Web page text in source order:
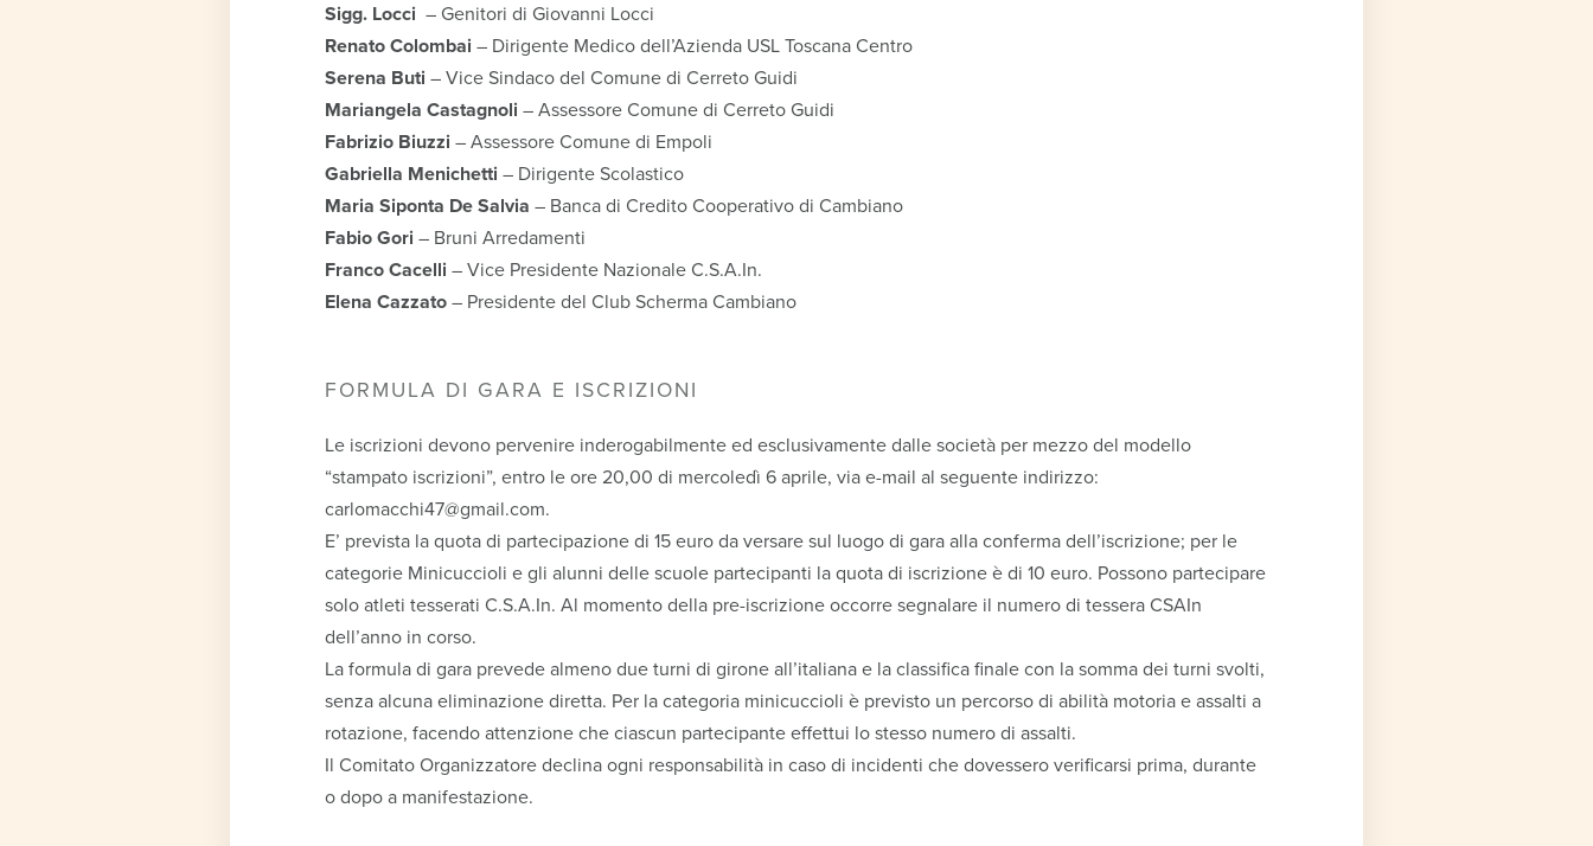
Sigg. Locci – Genitori di Giovanni Locci
Renato Colombai – Dirigente Medico dell’Azienda USL Toscana Centro
Serena Buti – Vice Sindaco del Comune di Cerreto Guidi
Mariangela Castagnoli – Assessore Comune di Cerreto Guidi
Fabrizio Biuzzi – Assessore Comune di Empoli
Gabriella Menichetti – Dirigente Scolastico
Maria Siponta De Salvia – Banca di Credito Cooperativo di Cambiano
Fabio Gori – Bruni Arredamenti
Franco Cacelli – Vice Presidente Nazionale C.S.A.In.
Elena Cazzato– Presidente del Club Scherma Cambiano
FORMULA DI GARA E ISCRIZIONI
Le iscrizioni devono pervenire inderogabilmente ed esclusivamente dalle società per mezzo del modello
“stampato iscrizioni”, entro le ore 20,00 di mercoledì 6 aprile, via e-mail al seguente indirizzo:
carlomacchi47@gmail.com.
E’ prevista la quota di partecipazione di 15 euro da versare sul luogo di gara alla conferma dell’iscrizione; per le
categorie Minicuccioli e gli alunni delle scuole partecipanti la quota di iscrizione è di 10 euro. Possono partecipare
solo atleti tesserati C.S.A.In. Al momento della pre-iscrizione occorre segnalare il numero di tessera CSAIn
dell’anno in corso.
La formula di gara prevede almeno due turni di girone all’italiana e la classifica finale con la somma dei turni svolti,
senza alcuna eliminazione diretta. Per la categoria minicuccioli è previsto un percorso di abilità motoria e assalti a
rotazione, facendo attenzione che ciascun partecipante effettui lo stesso numero di assalti.
Il Comitato Organizzatore declina ogni responsabilità in caso di incidenti che dovessero verificarsi prima, durante
o dopo a manifestazione.